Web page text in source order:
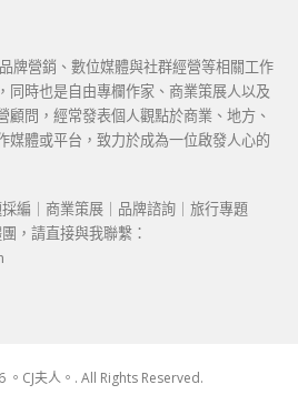
牌營銷、數位媒體與社群經營等相關工作
同時也是自由專欄作家、商業策展人以及
顧問，經常發表個人觀點於商業、地方、
媒體或平台，致力於成為一位啟發人心的
編｜商業策展｜品牌諮詢｜旅行專題
，請直接與我聯繫：
CJ夫人。. All Rights Reserved.